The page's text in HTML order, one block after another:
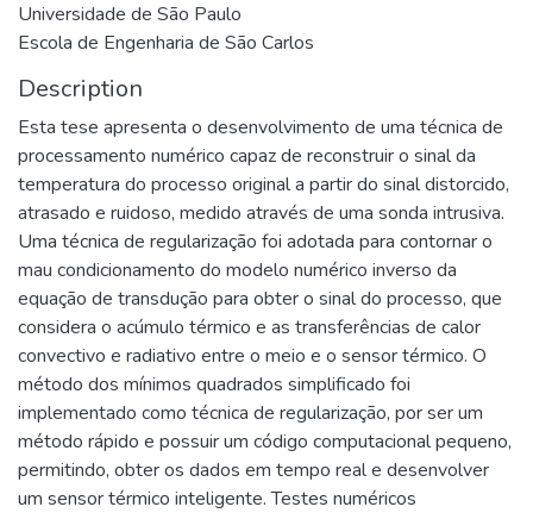
Universidade de São Paulo
Escola de Engenharia de São Carlos
Description
Esta tese apresenta o desenvolvimento de uma técnica de
processamento numérico capaz de reconstruir o sinal da
temperatura do processo original a partir do sinal distorcido,
atrasado e ruidoso, medido através de uma sonda intrusiva.
Uma técnica de regularização foi adotada para contornar o
mau condicionamento do modelo numérico inverso da
equação de transdução para obter o sinal do processo, que
considera o acúmulo térmico e as transferências de calor
convectivo e radiativo entre o meio e o sensor térmico. O
método dos mínimos quadrados simplificado foi
implementado como técnica de regularização, por ser um
método rápido e possuir um código computacional pequeno,
permitindo, obter os dados em tempo real e desenvolver
um sensor térmico inteligente. Testes numéricos